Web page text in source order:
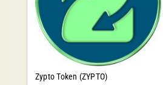
Zypto Token (ZYPTO)